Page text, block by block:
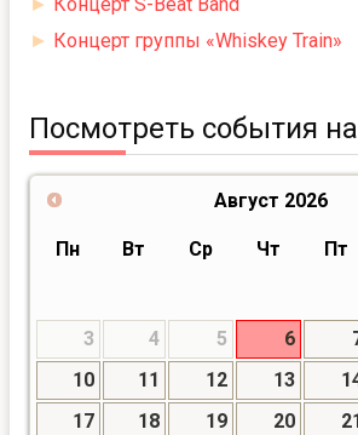
► Концерт группы «Whiskey Train»
Посмотреть события
Август 2026
Пн Вт Ср Чт Пт
3
4 5 6
10
11 12 13
17
18 19 20